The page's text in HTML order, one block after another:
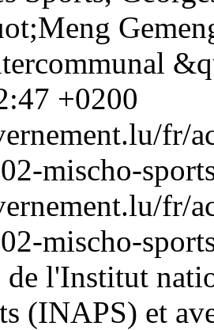
+0200
fr/
mischo-
fr/
mischo-
l'Institut
(INAPS) et